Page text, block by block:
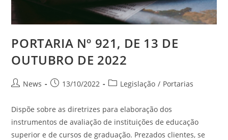
PORTARIA Nº 921, DE 13 DE
OUTUBRO DE 2022
News 13/10/2022 Legislação / Portarias
Dispõe sobre as diretrizes para elaboração dos
instrumentos de avaliação de instituições de educação
superior e de cursos de graduação. Prezados clientes, se